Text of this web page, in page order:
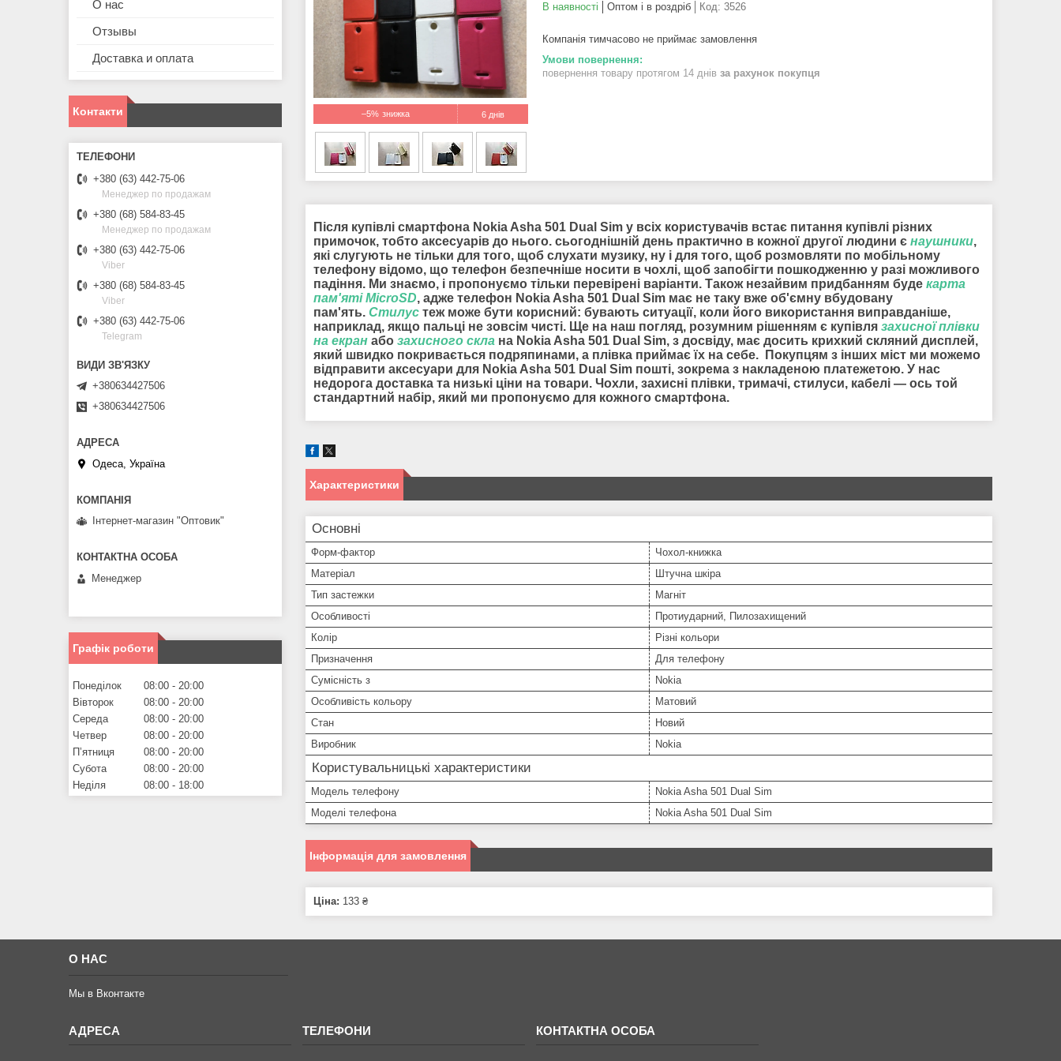
–5% 6 днів
В наявності Оптом і в роздріб Код: 3526
Компанія тимчасово не приймає замовлення
повернення товару протягом 14 днів за рахунок покупця
Після купівлі смартфона Nokia Asha 501 Dual Sim у всіх користувачів встає питання купівлі різних
примочок, тобто аксесуарів до нього. сьогоднішній день практично в кожної другої людини є наушники,
які слугують не тільки для того, щоб слухати музику, ну і для того, щоб розмовляти по мобільному
телефону відомо, що телефон безпечніше носити в чохлі, щоб запобігти пошкодженню у разі можливого
падіння. Ми знаємо, і пропонуємо тільки перевірені варіанти. Також незайвим придбанням буде карта
пам'яті MicroSD, адже телефон Nokia Asha 501 Dual Sim має не таку вже об'ємну вбудовану
пам'ять. Стилус теж може бути корисний: бувають ситуації, коли його використання виправданіше,
наприклад, якщо пальці не зовсім чисті. Ще на наш погляд, розумним рішенням є купівля захисної плівки
на екран або захисного скла на Nokia Asha 501 Dual Sim, з досвіду, має досить крихкий скляний дисплей,
який швидко покривається подряпинами, а плівка приймає їх на себе. Покупцям з інших міст ми можемо
відправити аксесуари для Nokia Asha 501 Dual Sim пошті, зокрема з накладеною платежетою. У нас
недорога доставка та низькі ціни на товари. Чохли, захисні плівки, тримачі, стилуси, кабелі — ось той
стандартний набір, який ми пропонуємо для кожного смартфона.
Характеристики
Основні
Форм-фактор
Чохол-книжка
Матеріал
Штучна шкіра
Тип застежки
Магніт
Особливості
Протиударний, Пилозахищений
Колір
Різні кольори
Призначення
Для телефону
Сумісність з
Nokia
Особливість кольору
Матовий
Стан
Новий
Виробник
Nokia
Користувальницькі характеристики
Модель телефону
Nokia Asha 501 Dual Sim
Моделі телефона
Nokia Asha 501 Dual Sim
Інформація для замовлення
Ціна: 133 ₴
О нас
Отзывы
Доставка и оплата
Контакти
+380 (63) 442-75-06
Менеджер по продажам
+380 (68) 584-83-45
Менеджер по продажам
+380 (63) 442-75-06
Viber
+380 (68) 584-83-45
Viber
+380 (63) 442-75-06
Telegram
+380634427506
+380634427506
Одеса, Україна
Інтернет-магазин "Оптовик"
Менеджер
Графік роботи
Понеділок 08:00
20:00
Вівторок
08:00
20:00
Середа
08:00
20:00
Четвер
08:00
20:00
Пʼятниця
08:00
20:00
Субота
08:00
20:00
Неділя
08:00 18:00
О НАС
Мы в Вконтакте